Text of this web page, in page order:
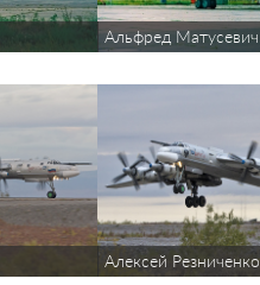
Альфред Матусевич
Алексей Резниченко